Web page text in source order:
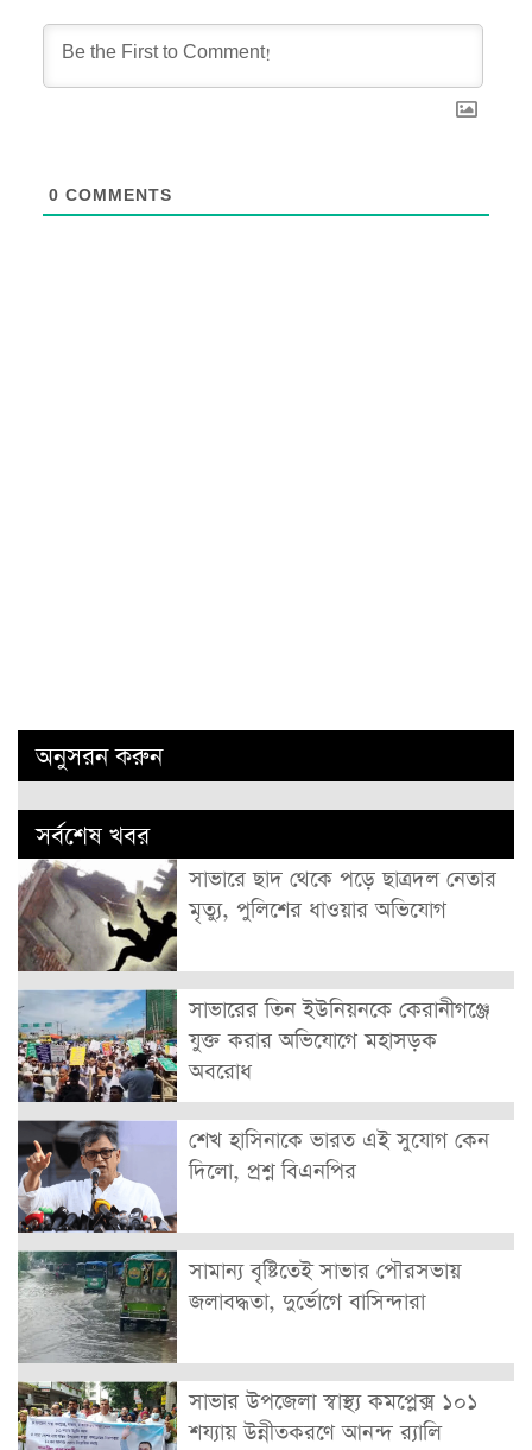
0 COMMENTS
অনুসরন করুন
সর্বশেষ খবর
সাভারে ছাদ থেকে পড়ে ছাত্রদল নেতার
মৃত্যু, পুলিশের ধাওয়ার অভিযোগ
সাভারের তিন ইউনিয়নকে কেরানীগঞ্জে
যুক্ত করার অভিযোগে মহাসড়ক
অবরোধ
শেখ হাসিনাকে ভারত এই সুযোগ কেন
দিলো, প্রশ্ন বিএনপির
সামান্য বৃষ্টিতেই সাভার পৌরসভায়
জলাবদ্ধতা, দুর্ভোগে বাসিন্দারা
সাভার উপজেলা স্বাস্থ্য কমপ্লেক্স ১০১
শয্যায় উন্নীতকরণে আনন্দ র‍্যালি